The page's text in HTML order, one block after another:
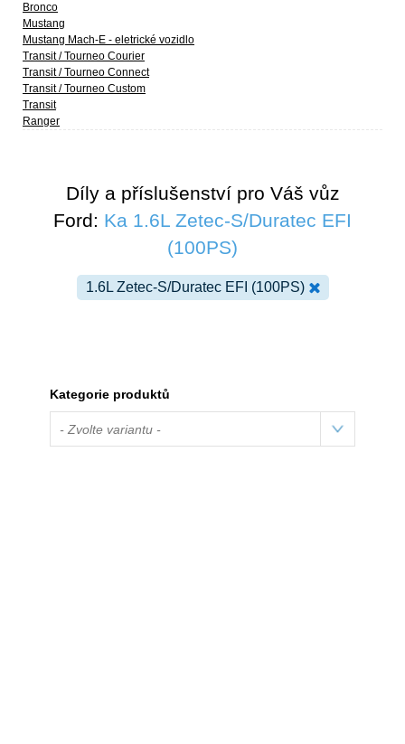
Bronco
Mustang
Mustang Mach-E - eletrické vozidlo
Transit / Tourneo Courier
Transit / Tourneo Connect
Transit / Tourneo Custom
Transit
Ranger
Díly a příslušenství pro Váš vůz
Ford: Ka 1.6L Zetec-S/Duratec EFI
(100PS)
1.6L Zetec-S/Duratec EFI (100PS)
Kategorie produktů
- Zvolte variantu -